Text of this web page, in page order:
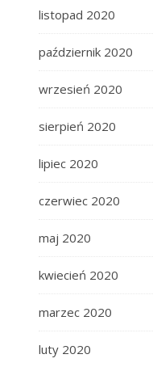
listopad 2020
październik 2020
wrzesień 2020
sierpień 2020
lipiec 2020
czerwiec 2020
maj 2020
kwiecień 2020
marzec 2020
luty 2020